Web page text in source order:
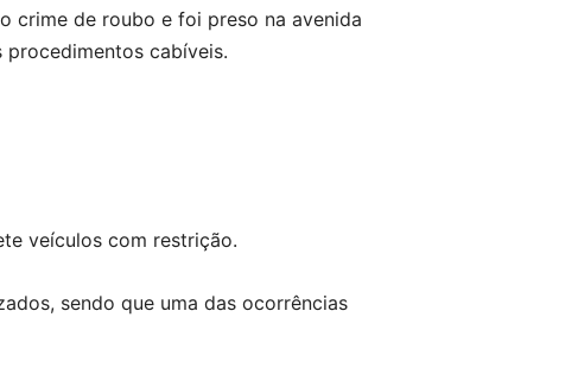
crime de roubo e foi preso na avenida
procedimentos cabíveis.
veículos com restrição.
sendo que uma das ocorrências